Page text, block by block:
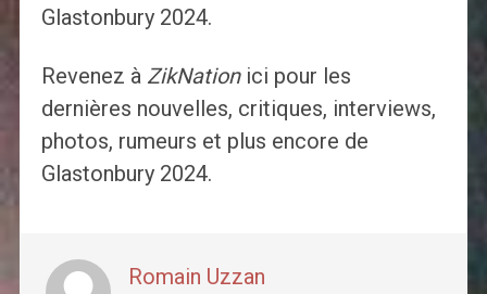
Glastonbury 2024.
Revenez à ZikNationici pour les
dernières nouvelles, critiques, interviews,
photos, rumeurs et plus encore de
Glastonbury 2024.
Romain Uzzan